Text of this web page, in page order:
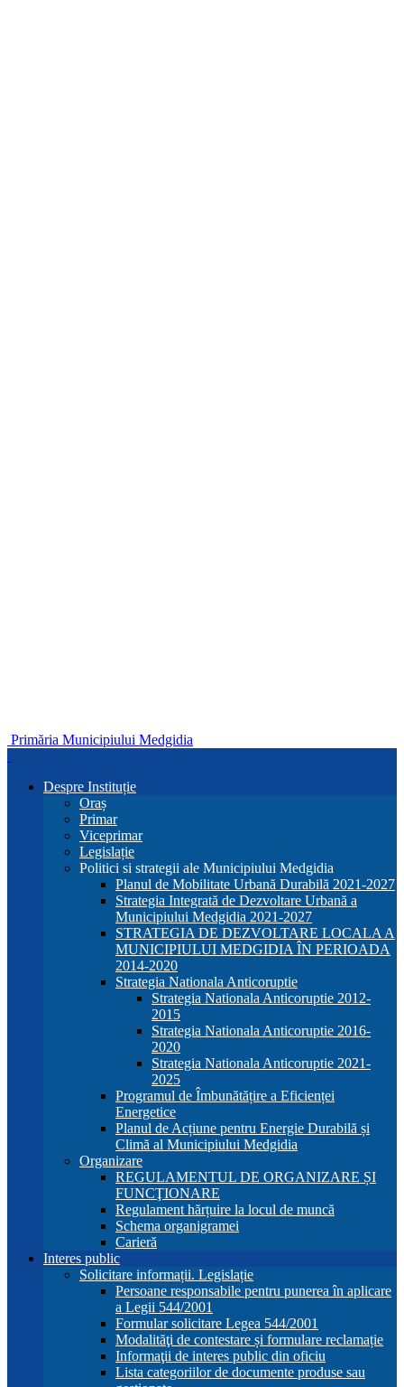
Primăria Municipiului Medgidia
Despre Instituție
Oraș
Primar
Viceprimar
Legislație
Politici si strategii ale Municipiului Medgidia
Planul de Mobilitate Urbană Durabilă 2021-2027
Strategia Integrată de Dezvoltare Urbană a
Municipiului Medgidia 2021-2027
STRATEGIA DE DEZVOLTARE LOCALA A
MUNICIPIULUI MEDGIDIA ÎN PERIOADA
2014-2020
Strategia Nationala Anticoruptie
Strategia Nationala Anticoruptie 2012-
2015
Strategia Nationala Anticoruptie 2016-
2020
Strategia Nationala Anticoruptie 2021-
2025
Programul de Îmbunătățire a Eficienței
Energetice
Planul de Acțiune pentru Energie Durabilă și
Climă al Municipiului Medgidia
Organizare
REGULAMENTUL DE ORGANIZARE ȘI
FUNCŢIONARE
Regulament hărțuire la locul de muncă
Schema organigramei
Carieră
Interes public
Solicitare informații. Legislație
Persoane responsabile pentru punerea în aplicare
a Legii 544/2001
Formular solicitare Legea 544/2001
Modalităţi de contestare și formulare reclamație
Informaţii de interes public din oficiu
Lista categoriilor de documente produse sau